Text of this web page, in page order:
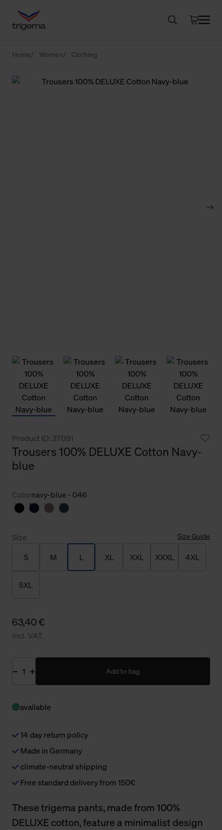
Home Women Clothing
Product ID: 37091
Trousers 100% DELUXE Cotton Navy-
blue
Colornavy-blue - 046
Size Size Guide
S M L XL XXL XXXL 4XL
5XL
63,40 €
incl. VAT.
Add to bag
available
14 day return policy
Made in Germany
climate-neutral shipping
Free standard delivery from 150€
These trigema pants, made from 100%
DELUXE cotton, feature a minimalist design